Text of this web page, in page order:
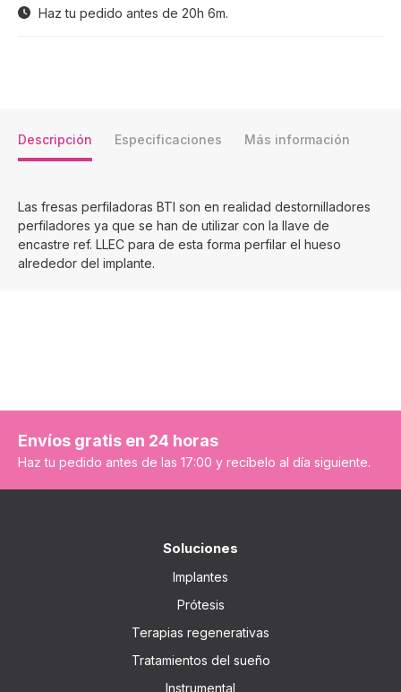
Haz tu pedido antes de 20h 6m.
Descripción Especificaciones Más información
Las fresas perfiladoras BTI son en realidad destornilladores
perfiladores ya que se han de utilizar con la llave de
encastre ref. LLEC para de esta forma perfilar el hueso
alrededor del implante.
Envíos gratis en 24 horas
Haz tu pedido antes de las 17:00 y recíbelo al día siguiente.
Soluciones
Implantes
Prótesis
Terapias regenerativas
Tratamientos del sueño
Instrumental